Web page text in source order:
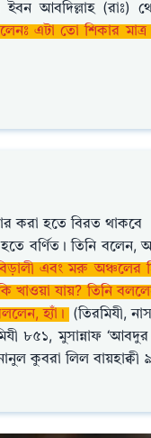
আবদিল্লাহ (রাঃ)
এটা তো শিকার
করা হতে বিরত থাকবে
বর্ণিত। তিনি বলেন,
এবং মরু অঞ্চলের
খাওয়া যায়? তিনি
হ্যাঁ।
(তিরমিযী,
৮৫১, মুসান্নাফ
কুবরা লিল বায়হাক্বী